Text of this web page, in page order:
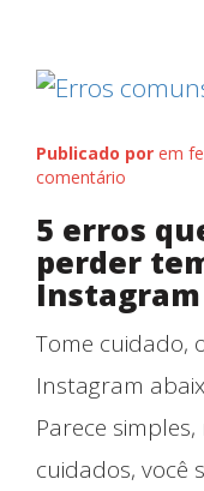
Publicado por em
comentário
5 erros
perder
Instagram
Tome cuidado,
Instagram
Parece
cuidados, você